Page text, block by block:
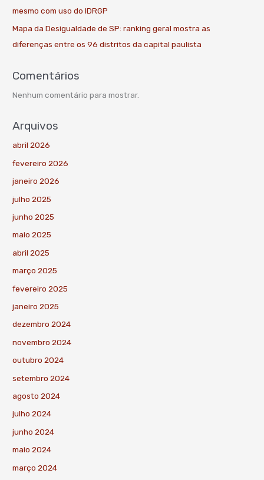
mesmo com uso do IDRGP
Mapa da Desigualdade de SP: ranking geral mostra as
diferenças entre os 96 distritos da capital paulista
Comentários
Nenhum comentário para mostrar.
Arquivos
abril 2026
fevereiro 2026
janeiro 2026
julho 2025
junho 2025
maio 2025
abril 2025
março 2025
fevereiro 2025
janeiro 2025
dezembro 2024
novembro 2024
outubro 2024
setembro 2024
agosto 2024
julho 2024
junho 2024
maio 2024
março 2024